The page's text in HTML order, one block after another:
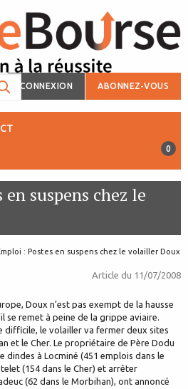
CONNEXION ABONNEZ-VOUS
0
suspens chez le
: Postes en suspens chez le volailler Doux
Article du 11/07/2008
Doux n’est pas exempt de la hausse
se remet à peine de la grippe aviaire.
difficile, le volailler va fermer deux sites
et le Cher. Le propriétaire de Père Dodu
dindes à Locminé (451 emplois dans le
(154 dans le Cher) et arrêter
(62 dans le Morbihan), ont annoncé